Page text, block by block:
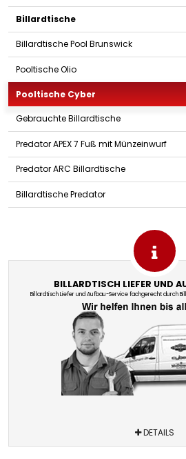
Billardtische
Billardtische Pool Brunswick
Pooltische Olio
Pooltische Cyber
Gebrauchte Billardtische
Predator APEX 7 Fuß mit Münzeinwurf
Predator ARC Billardtische
Billardtische Predator
BILLARDTISCH LIEFER UND
Billardtisch Liefer und Aufbau-Service fachgerecht durch
DETAILS